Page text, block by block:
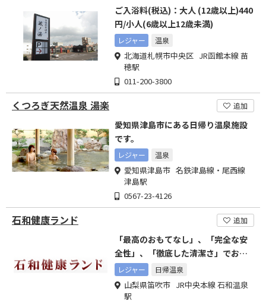
ご入浴料(税込)：大人 (12歳以上)440
円/小人(6歳以上12歳未満)
レジャー 温泉
北海道札幌市中央区 JR函館本線 苗
穂駅
011-200-3800
くつろぎ天然温泉 湯楽 追加
愛知県津島市にある日帰り温泉施設
です。
レジャー 温泉
愛知県津島市 名鉄津島線・尾西線
津島駅
0567-23-4126
石和健康ランド 追加
「最高のおもてなし」、「完全な安
全性」、「徹底した清潔さ」でお客
様をお迎えしております。
レジャー 日帰温泉
山梨県笛吹市 JR中央本線 石和温泉
駅